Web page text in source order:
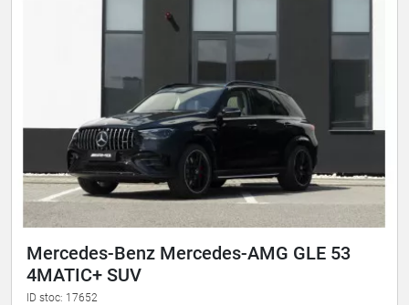
Mercedes-Benz Mercedes-AMG GLE 53
4MATIC+ SUV
ID stoc: 17652